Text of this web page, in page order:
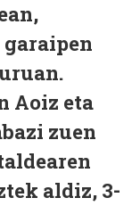
garaipen
Aoiz eta
zuen
aldiz, 3-